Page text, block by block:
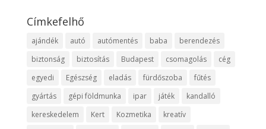
Címkefelhő
ajándék autó autómentés baba
berendezés
biztonság
biztosítás Budapest csomagolás
cég
egyedi
Egészség eladás fürdőszoba
fűtés
gyártás
gépi földmunka ipar játék
kandalló
kereskedelem
Kert Kozmetika
kreatív